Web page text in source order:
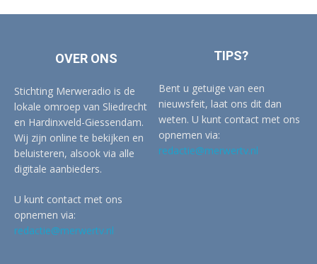
OVER ONS
Stichting Merweradio is de
lokale omroep van Sliedrecht
en Hardinxveld-Giessendam.
Wij zijn online te bekijken en
beluisteren, alsook via alle
digitale aanbieders.
U kunt contact met ons
opnemen via:
redactie@merwertv.nl
TIPS?
Bent u getuige van een
nieuwsfeit, laat ons dit dan
weten. U kunt contact met ons
opnemen via:
redactie@merwertv.nl